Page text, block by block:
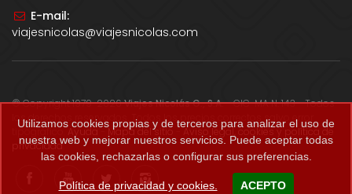
E-mail:
viajesnicolas@viajesnicolas.com
© Copyright 1979-2026Viajes Nicolás G., S.A.- CIC-MA N. 143 - Todos
los derechos reservados. Todos los precios correctos salvo error
tipográfico. Ayuda-Mapa del sitio -Aviso legal, cookies y política de
privacidad.
Utilizamos cookies propias y de terceros para analizar el uso de
nuestra web y mejorar nuestros servicios. Puede aceptar todas
las cookies, rechazarlas o configurar sus preferencias.
Política de privacidad y cookies. ACEPTO